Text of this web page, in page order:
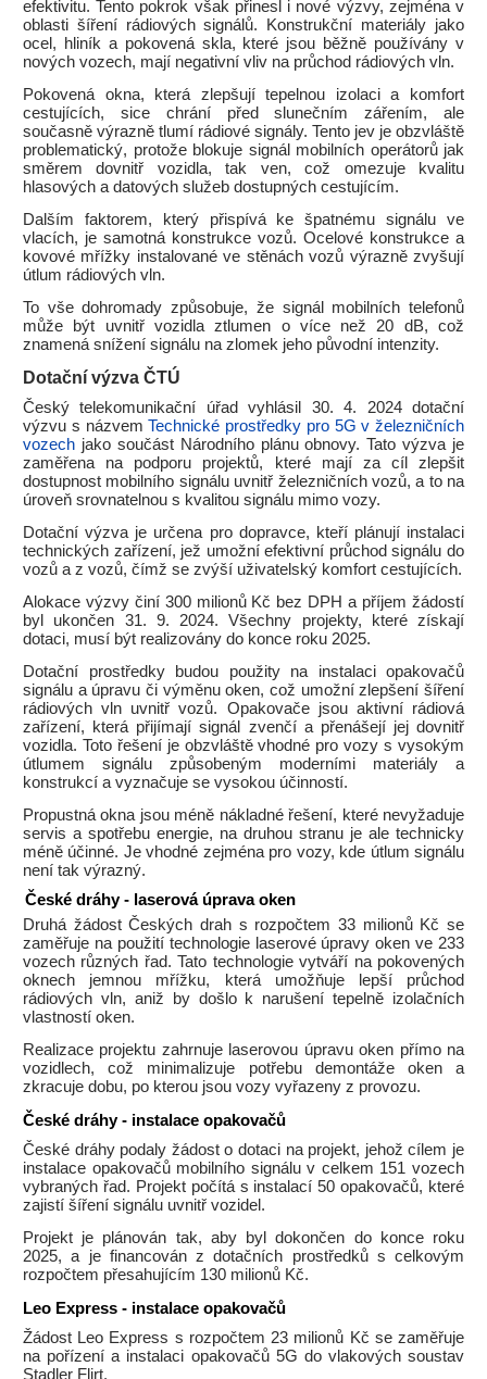
efektivitu. Tento pokrok však přinesl i nové výzvy, zejména v
oblasti šíření rádiových signálů. Konstrukční materiály jako
ocel, hliník a pokovená skla, které jsou běžně používány v
nových vozech, mají negativní vliv na průchod rádiových vln.
Pokovená okna, která zlepšují tepelnou izolaci a komfort
cestujících, sice chrání před slunečním zářením, ale
současně výrazně tlumí rádiové signály. Tento jev je obzvláště
problematický, protože blokuje signál mobilních operátorů jak
směrem dovnitř vozidla, tak ven, což omezuje kvalitu
hlasových a datových služeb dostupných cestujícím.
Dalším faktorem, který přispívá ke špatnému signálu ve
vlacích, je samotná konstrukce vozů. Ocelové konstrukce a
kovové mřížky instalované ve stěnách vozů výrazně zvyšují
útlum rádiových vln.
To vše dohromady způsobuje, že signál mobilních telefonů
může být uvnitř vozidla ztlumen o více než 20 dB, což
znamená snížení signálu na zlomek jeho původní intenzity.
Dotační výzva ČTÚ
Český telekomunikační úřad vyhlásil 30. 4. 2024 dotační
výzvu s názvemTechnické prostředky pro 5G v železničních
vozech jako součást Národního plánu obnovy. Tato výzva je
zaměřena na podporu projektů, které mají za cíl zlepšit
dostupnost mobilního signálu uvnitř železničních vozů, a to na
úroveň srovnatelnou s kvalitou signálu mimo vozy.
Dotační výzva je určena pro dopravce, kteří plánují instalaci
technických zařízení, jež umožní efektivní průchod signálu do
vozů a z vozů, čímž se zvýší uživatelský komfort cestujících.
Alokace výzvy činí 300 milionů Kč bez DPH a příjem žádostí
byl ukončen 31. 9. 2024. Všechny projekty, které získají
dotaci, musí být realizovány do konce roku 2025.
Dotační prostředky budou použity na instalaci opakovačů
signálu a úpravu či výměnu oken, což umožní zlepšení šíření
rádiových vln uvnitř vozů. Opakovače jsou aktivní rádiová
zařízení, která přijímají signál zvenčí a přenášejí jej dovnitř
vozidla. Toto řešení je obzvláště vhodné pro vozy s vysokým
útlumem signálu způsobeným moderními materiály a
konstrukcí a vyznačuje se vysokou účinností.
Propustná okna jsou méně nákladné řešení, které nevyžaduje
servis a spotřebu energie, na druhou stranu je ale technicky
méně účinné. Je vhodné zejména pro vozy, kde útlum signálu
není tak výrazný.
České dráhy - laserová úprava oken
Druhá žádost Českých drah s rozpočtem 33 milionů Kč se
zaměřuje na použití technologie laserové úpravy oken ve 233
vozech různých řad. Tato technologie vytváří na pokovených
oknech jemnou mřížku, která umožňuje lepší průchod
rádiových vln, aniž by došlo k narušení tepelně izolačních
vlastností oken.
Realizace projektu zahrnuje laserovou úpravu oken přímo na
vozidlech, což minimalizuje potřebu demontáže oken a
zkracuje dobu, po kterou jsou vozy vyřazeny z provozu.
České dráhy - instalace opakovačů
České dráhy podaly žádost o dotaci na projekt, jehož cílem je
instalace opakovačů mobilního signálu v celkem 151 vozech
vybraných řad. Projekt počítá s instalací 50 opakovačů, které
zajistí šíření signálu uvnitř vozidel.
Projekt je plánován tak, aby byl dokončen do konce roku
2025, a je financován z dotačních prostředků s celkovým
rozpočtem přesahujícím 130 milionů Kč.
Leo Express - instalace opakovačů
Žádost Leo Express s rozpočtem 23 milionů Kč se zaměřuje
na pořízení a instalaci opakovačů 5G do vlakových soustav
Stadler Flirt.